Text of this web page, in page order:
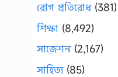
রোগ প্রতিরোধ(381)
শিক্ষা (8,492)
সাজেশন (2,167)
সাহিত্য(85)